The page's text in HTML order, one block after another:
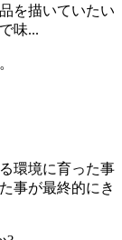
を描いていたい
味...
環境に育った事
事が最終的にき